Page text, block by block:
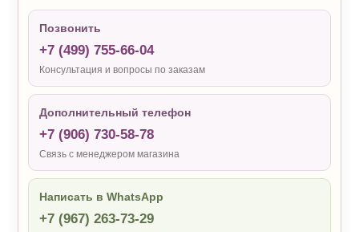
Позвонить
+7 (499) 755-66-04
Консультация и вопросы по заказам
Дополнительный телефон
+7 (906) 730-58-78
Связь с менеджером магазина
Написать в WhatsApp
+7 (967) 263-73-29